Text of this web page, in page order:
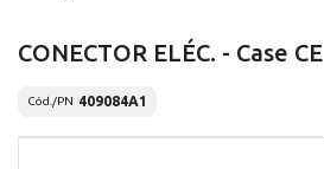
CONECTOR ELÉC. - Case CE
Cód./PN 409084A1